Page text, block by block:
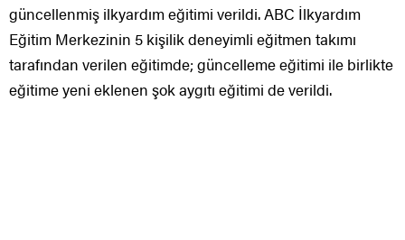
güncellenmiş ilkyardım eğitimi verildi. ABC İlkyardım
Eğitim Merkezinin 5 kişilik deneyimli eğitmen takımı
tarafından verilen eğitimde; güncelleme eğitimi ile birlikte
eğitime yeni eklenen şok aygıtı eğitimi de verildi.